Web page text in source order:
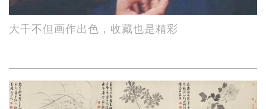
大千不但画作出色，收藏也是精彩